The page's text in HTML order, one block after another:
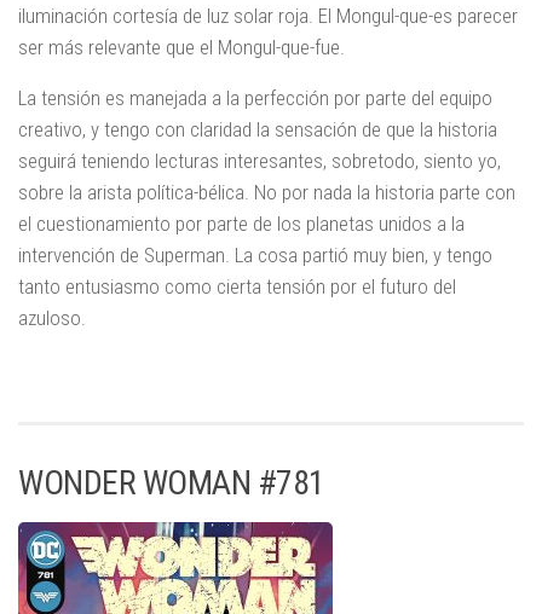
iluminación cortesía de luz solar roja. El Mongul-que-es parecer
ser más relevante que el Mongul-que-fue.
La tensión es manejada a la perfección por parte del equipo
creativo, y tengo con claridad la sensación de que la historia
seguirá teniendo lecturas interesantes, sobretodo, siento yo,
sobre la arista política-bélica. No por nada la historia parte con
el cuestionamiento por parte de los planetas unidos a la
intervención de Superman. La cosa partió muy bien, y tengo
tanto entusiasmo como cierta tensión por el futuro del
azuloso.
WONDER WOMAN #781